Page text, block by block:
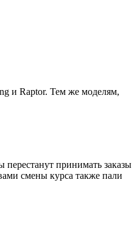
и Raptor. Тем же моделям,
принимать заказы
смены курса также пали